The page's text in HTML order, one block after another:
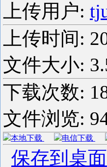
上传用户:
上传时间:
文件大小:
下载次数:
文件浏览:
本地下载 电信下载
保存到桌面